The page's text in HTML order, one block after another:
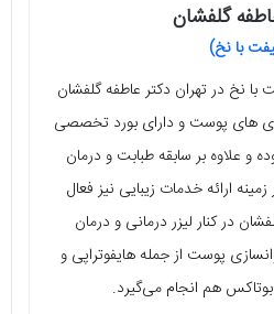
گلفشان
با نخ)
با نخ در تهران دکتر عاطفه گلفشان
های پوست و دارای بورد تخصصی
و علاوه بر سابقه طبابت و درمان
ارائه خدمات زیبایی نیز فعال
در کنار لیزر درمانی و درمان
پوست از جمله هایفوتراپی و
هم انجام می‌گیرد.